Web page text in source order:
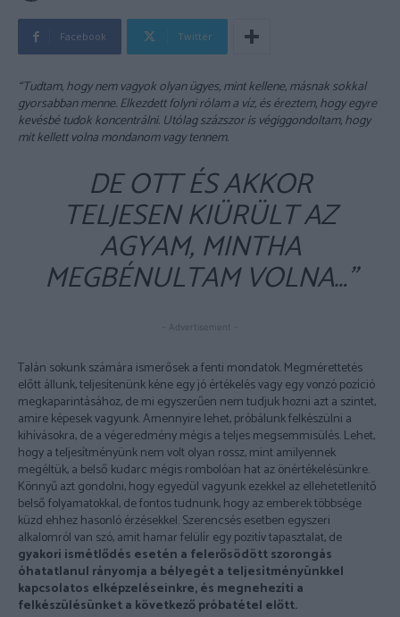
Facebook Twitter
“Tudtam, hogy nem vagyok olyan ügyes, mint kellene, másnak sokkal
gyorsabban menne. Elkezdett folyni rólam a víz, és éreztem, hogy egyre
kevésbé tudok koncentrálni. Utólag százszor is végiggondoltam, hogy
mit kellett volna mondanom vagy tennem.
DE OTT ÉS AKKOR
TELJESEN KIÜRÜLT AZ
AGYAM, MINTHA
MEGBÉNULTAM VOLNA…”
- Advertisement -
Talán sokunk számára ismerősek a fenti mondatok. Megmérettetés
előtt állunk, teljesítenünk kéne egy jó értékelés vagy egy vonzó pozíció
megkaparintásához, de mi egyszerűen nem tudjuk hozni azt a szintet,
amire képesek vagyunk. Amennyire lehet, próbálunk felkészülni a
kihívásokra, de a végeredmény mégis a teljes megsemmisülés. Lehet,
hogy a teljesítményünk nem volt olyan rossz, mint amilyennek
megéltük, a belső kudarc mégis rombolóan hat az önértékelésünkre.
Könnyű azt gondolni, hogy egyedül vagyunk ezekkel az ellehetetlenítő
belső folyamatokkal, de fontos tudnunk, hogy az emberek többsége
küzd ehhez hasonló érzésekkel. Szerencsés esetben egyszeri
alkalomról van szó, amit hamar felülír egy pozitív tapasztalat, de
gyakori ismétlődés esetén a felerősödött szorongás
óhatatlanul rányomja a bélyegét a teljesítményünkkel
kapcsolatos elképzeléseinkre, és megnehezíti a
felkészülésünket a következő próbatétel előtt.